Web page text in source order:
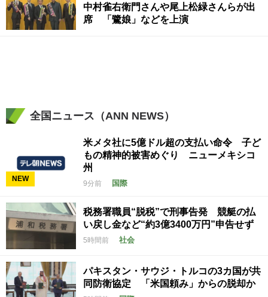
中村雀右衛門さんや尾上松緑さんらが出
席 「鷺娘」などを上演
全国ニュース（ANN NEWS）
NEW
米メタ社に5億ドル超の支払い命令 子ど
もの精神的被害めぐり ニューメキシコ
州
9分前 国際
税務署職員“脱税”で刑事告発 競艇の払
い戻し金など“約3億3400万円”申告せず
5時間前 社会
パキスタン・サウジ・トルコの3カ国が共
同防衛協定 「米国頼み」からの脱却か